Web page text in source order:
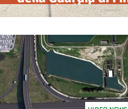
sequestrati droga,
ricambi di auto